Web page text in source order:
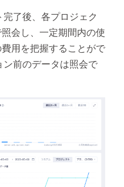
了後、各プロジェク
会し、一定期間内の使
用を把握することがで
ン前のデータは照会で